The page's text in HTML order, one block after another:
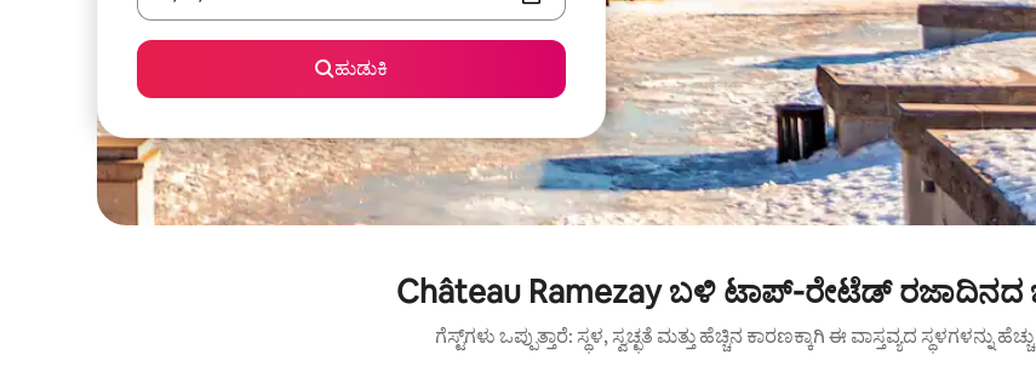
ಹುಡುಕಿ
Château Ramezay ಬಳಿ ಟಾಪ್-ರೇಟೆಡ್ ರಜಾದಿನದ
ಗೆಸ್ಟ್‌ಗಳು ಒಪ್ಪುತ್ತಾರೆ: ಸ್ಥಳ, ಸ್ವಚ್ಛತೆ ಮತ್ತು ಹೆಚ್ಚಿನ ಕಾರಣಕ್ಕಾಗಿ ಈ ವಾಸ್ತವ್ಯದ ಸ್ಥಳಗಳನ್ನು